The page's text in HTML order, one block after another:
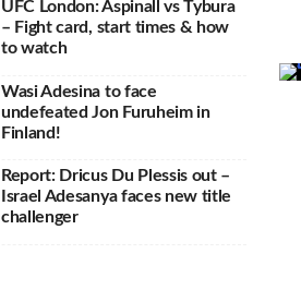
UFC London: Aspinall vs Tybura
– Fight card, start times & how
to watch
Wasi Adesina to face
undefeated Jon Furuheim in
Finland!
Report: Dricus Du Plessis out –
Israel Adesanya faces new title
challenger